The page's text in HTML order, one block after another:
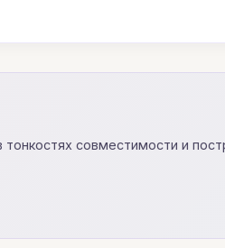
совместимости и